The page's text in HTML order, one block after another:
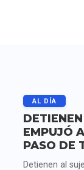
AL DÍA
EMPUJÓ
PASO DE
Detienen al